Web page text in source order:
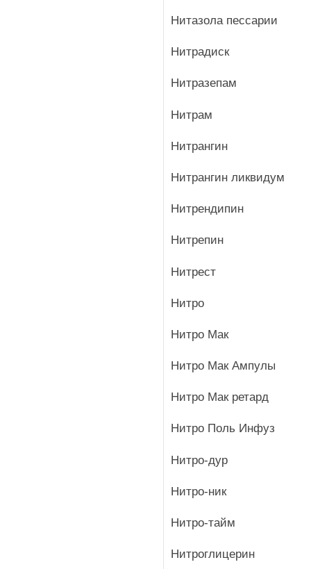
Нитазола пессарии
Нитрадиск
Нитразепам
Нитрам
Нитрангин
Нитрангин ликвидум
Нитрендипин
Нитрепин
Нитрест
Нитро
Нитро Мак
Нитро Мак Ампулы
Нитро Мак ретард
Нитро Поль Инфуз
Нитро-дур
Нитро-ник
Нитро-тайм
Нитроглицерин